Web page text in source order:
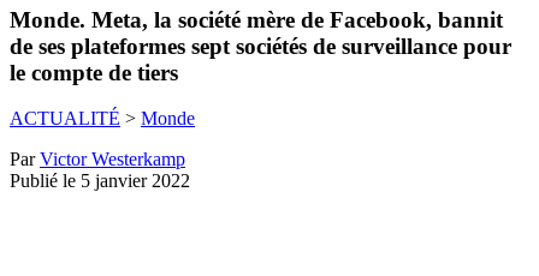
Monde. Meta, la société mère de Facebook, bannit
de ses plateformes sept sociétés de surveillance pour
le compte de tiers
ACTUALITÉ > Monde
ParVictor Westerkamp
Publié le 5 janvier 2022